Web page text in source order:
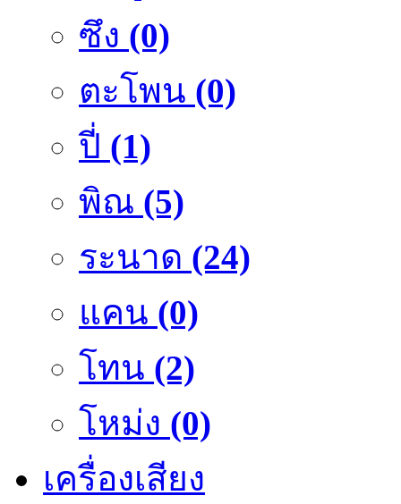
ซึง (0)
ตะโพน (0)
ปี่ (1)
พิณ (5)
ระนาด (24)
แคน (0)
โทน (2)
โหม่ง (0)
เครื่องเสียง